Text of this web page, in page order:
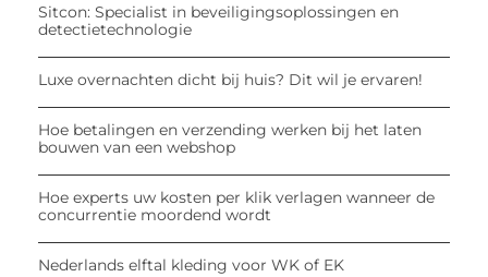
Sitcon: Specialist in beveiligingsoplossingen en
detectietechnologie
Luxe overnachten dicht bij huis? Dit wil je ervaren!
Hoe betalingen en verzending werken bij het laten
bouwen van een webshop
Hoe experts uw kosten per klik verlagen wanneer de
concurrentie moordend wordt
Nederlands elftal kleding voor WK of EK